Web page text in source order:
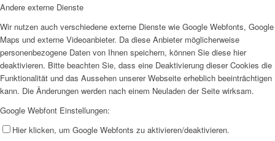
Andere externe Dienste
Wir nutzen auch verschiedene externe Dienste wie Google Webfonts, Google
Maps und externe Videoanbieter. Da diese Anbieter möglicherweise
personenbezogene Daten von Ihnen speichern, können Sie diese hier
deaktivieren. Bitte beachten Sie, dass eine Deaktivierung dieser Cookies die
Funktionalität und das Aussehen unserer Webseite erheblich beeinträchtigen
kann. Die Änderungen werden nach einem Neuladen der Seite wirksam.
Google Webfont Einstellungen:
Hier klicken, um Google Webfonts zu aktivieren/deaktivieren.